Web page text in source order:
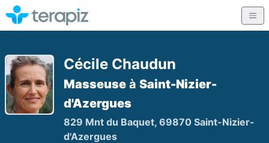
Cécile Chaudun
Masseuse àSaint-Nizier-
d'Azergues
829 Mnt du Baquet, 69870 Saint-Nizier-
d'Azergues